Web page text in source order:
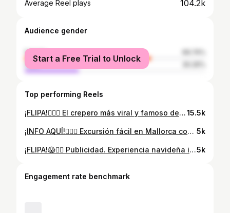
Average Reel plays 104.2k
Audience gender
female
male
Start a Free Trial to Unlock
Top performing Reels
¡FLIPA!👇🏻😱 El crepero más viral y famoso de España (y posiblemente del mundo) está en MALLORCA🫶🏻 Destaca por su estilo único y los crepes más ricos de la isla. Es una parada obligatoria si estás por la zona🤤🙌🏻 📍JULIOS CREPES - Av. Pere Mas i Reus, 14, 07400 Alcúdia, Illes Balears ⚠️ABREN SOLO EN TEMPORADA ALTA, así que en un mes o dos seguro que ya lo tenemos😏🫡 ¡GUÁRDATELO y ENVÍASELO a la persona que te debe uno!👇🏻 #mallorca #crepes #planesenmallorca #mallorcagram #helado #baleares #recomendaciones #viral15.5k
¡INFO AQUÍ!👇🏻😍 Excursión fácil en Mallorca con cascada y cuevas espectaculares🙌🏻 📍Empiezan en el pueblo de Orient (PARKING LIMITADÍSIMO). No puedo decir mucho más🤭 NO PONGÁIS EL NOMBRE EN COMENTARIOS, LOS IRÉ BORRANDO🫶🏻 Si entras en Wikiloc seguro que encuentras algo😏 ⚠️IMPORTANTE⚠️ - No hacer ruido. - Respetar los senderos. - No tirar basura. - Recoger la basura que encuentres. - No molestar a los animales. - No dar de comer a los animales. - Lleva agua y algo para merendar. Es una ruta preciosa la verdad. Llena de contrastes y vistas increíbles a la montaña🥹 ¡GUARDA Y COMPARTE PARA MÁS!😍🫶🏻 #excursion #mallorca #ruta 5k
¡FLIPA!😱👇🏻 Publicidad. Experiencia navideña increíble con @mallorcafashionoutlet Un trayecto en tren que te lleva a un mundo de fantasía y Navidad🎅🏼🎄 👉🏻 Cada sábado y domingo de diciembre (17:10h, 18:10h, 19:10h) el vagón va de la Estación Intermodal (Palma) a Es Caülls, Mallorca Fashion Outlet. Al llegar también podréis entregar vuestras cartas a Papá Noel y ver a los Reyes Magos, también hay un pasacalles iluminado y un Bosque Mágico lleno de criaturas fantásticas🥹 La decoración es una maravilla, es un gustazo poder hacer mis compras de Navidad en mis tiendas favoritas con este ambientazo😍🫶🏻 ¡Compártelo con los tuyos! #navidad #mallorca #planes5k
Engagement rate benchmark